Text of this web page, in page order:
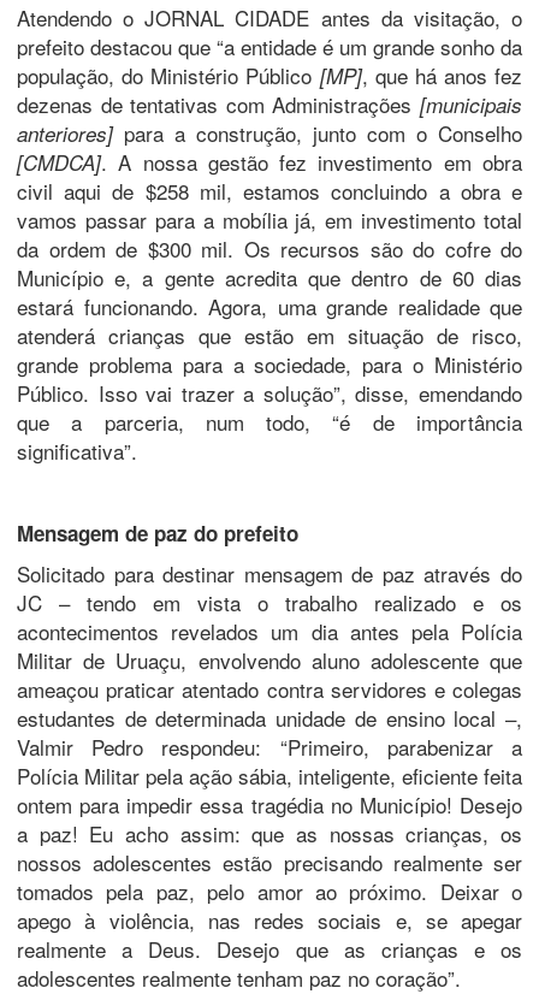
Atendendo o JORNAL CIDADE antes da visitação, o
prefeito destacou que “a entidade é um grande sonho da
população, do Ministério Público [MP], que há anos fez
dezenas de tentativas com Administrações [municipais
anteriores]para a construção, junto com o Conselho
[CMDCA]. A nossa gestão fez investimento em obra
civil aqui de $258 mil, estamos concluindo a obra e
vamos passar para a mobília já, em investimento total
da ordem de $300 mil. Os recursos são do cofre do
Município e, a gente acredita que dentro de 60 dias
estará funcionando. Agora, uma grande realidade que
atenderá crianças que estão em situação de risco,
grande problema para a sociedade, para o Ministério
Público. Isso vai trazer a solução”, disse, emendando
que a parceria, num todo, “é de importância
significativa”.
Mensagem de paz do prefeito
Solicitado para destinar mensagem de paz através do
JC – tendo em vista o trabalho realizado e os
acontecimentos revelados um dia antes pela Polícia
Militar de Uruaçu, envolvendo aluno adolescente que
ameaçou praticar atentado contra servidores e colegas
estudantes de determinada unidade de ensino local –,
Valmir Pedro respondeu: “Primeiro, parabenizar a
Polícia Militar pela ação sábia, inteligente, eficiente feita
ontem para impedir essa tragédia no Município! Desejo
a paz! Eu acho assim: que as nossas crianças, os
nossos adolescentes estão precisando realmente ser
tomados pela paz, pelo amor ao próximo. Deixar o
apego à violência, nas redes sociais e, se apegar
realmente a Deus. Desejo que as crianças e os
adolescentes realmente tenham paz no coração”.